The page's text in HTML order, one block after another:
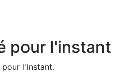
pour l'instant
l'instant.